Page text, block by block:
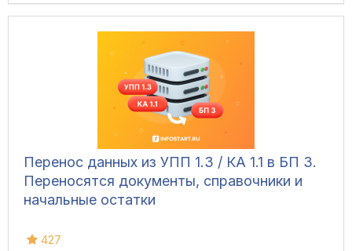
Перенос данных из УПП 1.3 / КА 1.1 в БП 3.
Переносятся документы, справочники и
начальные остатки
427